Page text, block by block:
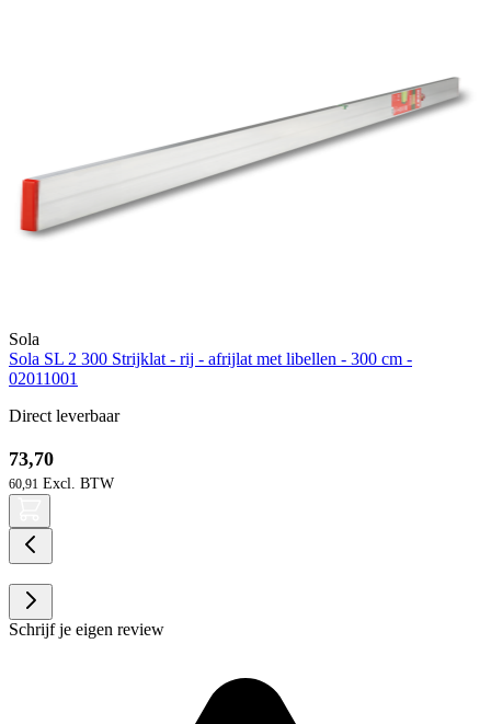
Sola
Sola SL 2 300 Strijklat - rij - afrijlat met libellen - 300 cm -
02011001
Direct leverbaar
73,70
60,91
Schrijf je eigen review